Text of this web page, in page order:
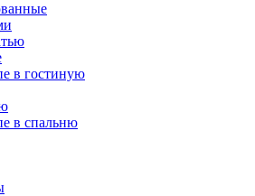
в гостиную
в спальню